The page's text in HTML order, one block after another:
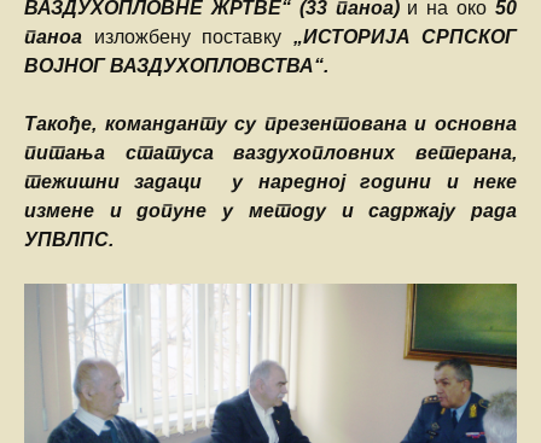
ВАЗДУХОПЛОВНЕ ЖРТВЕ“ (33 паноа)и на око50
паноа изложбену поставку „ИСТОРИЈА СРПСКОГ
ВОЈНОГ ВАЗДУХОПЛОВСТВА“.
Такође, команданту су презентована и основна
питања статуса ваздухопловних ветерана,
тежишни задаци у наредној години и неке
измене и допуне у методу и садржају рада
УПВЛПС.